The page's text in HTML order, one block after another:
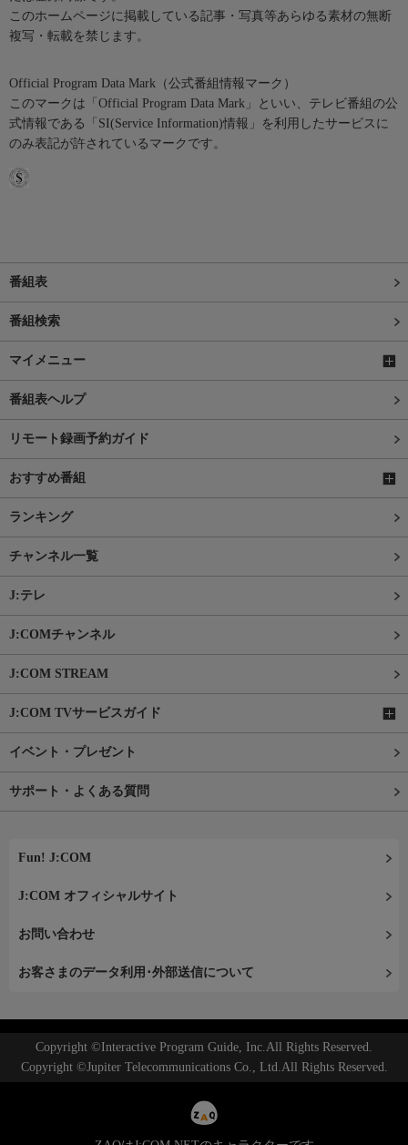
このホームページに掲載している記事・写真等あらゆる素材の無断
複写・転載を禁じます。
Official Program Data Mark（公式番組情報マーク）
このマークは「Official Program Data Mark」といい、テレビ番組の公
式情報である「SI(Service Information)情報」を利用したサービスに
のみ表記が許されているマークです。
番組表
番組検索
マイメニュー
番組表ヘルプ
リモート録画予約ガイド
おすすめ番組
ランキング
チャンネル一覧
J:テレ
J:COMチャンネル
J:COM STREAM
J:COM TVサービスガイド
イベント・プレゼント
サポート・よくある質問
Fun! J:COM
J:COM オフィシャルサイト
お問い合わせ
お客さまのデータ利用･外部送信について
Copyright ©Interactive Program Guide, Inc.All Rights Reserved.
Copyright ©Jupiter Telecommunications Co., Ltd.All Rights Reserved.